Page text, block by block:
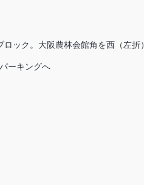
ック。大阪農林会館角を西（左折
ーキングへ